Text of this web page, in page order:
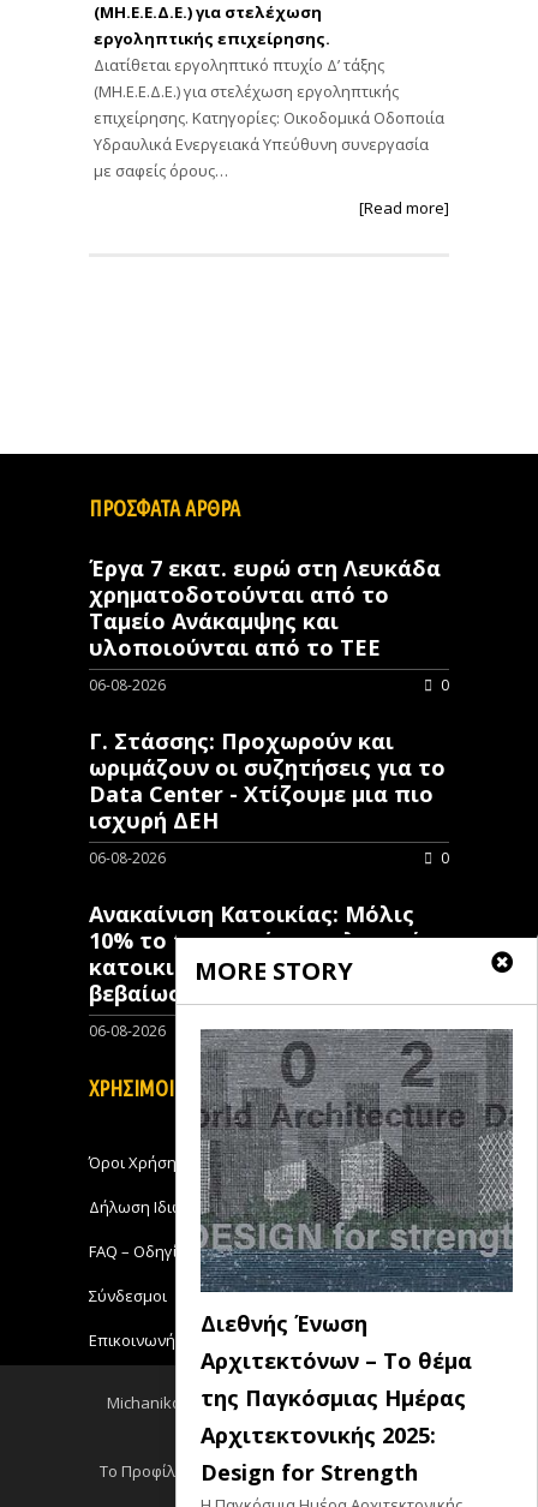
(ΜΗ.Ε.Ε.Δ.Ε.) για στελέχωση
εργοληπτικής επιχείρησης.
Διατίθεται εργοληπτικό πτυχίο Δ’ τάξης
(ΜΗ.Ε.Ε.Δ.Ε.) για στελέχωση εργοληπτικής
επιχείρησης. Κατηγορίες: Οικοδομικά Οδοποιία
Υδραυλικά Ενεργειακά Υπεύθυνη συνεργασία
με σαφείς όρους…
[Read more]
MORE STORY
Διεθνής Ένωση
Αρχιτεκτόνων – Το θέμα
της Παγκόσμιας Ημέρας
Αρχιτεκτονικής 2025:
Design for Strength
ΠΡΟΣΦΑΤΑ ΑΡΘΡΑ
Έργα 7 εκατ. ευρώ στη Λευκάδα
χρηματοδοτούνται από το
Ταμείο Ανάκαμψης και
υλοποιούνται από το ΤΕΕ
06-08-2026 0
Γ. Στάσσης: Προχωρούν και
ωριμάζουν οι συζητήσεις για το
Data Center - Χτίζουμε μια πιο
ισχυρή ΔΕΗ
06-08-2026 0
Ανακαίνιση Κατοικίας: Μόλις
10% το ποσοστό των κλειστών
κατοικιών που έχουν λάβει
βεβαίωση ένταξης
06-08-2026 0
ΧΡΗΣΙΜΟΙ ΣΥΝΔΕΣΜΟΙ
Όροι Χρήσης
Δήλωση Ιδιωτικότητας
FAQ – Οδηγίες Χρήσης
Σύνδεσμοι
Επικοινωνήστε με το Michanikos-Online
Michanikos-Online 2018 - All Rights Reserved
Back to top
Το Προφίλ μου
Log out
Ειδησεις RSS